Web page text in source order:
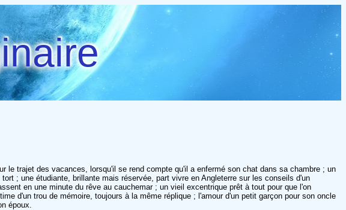
le trajet des vacances, lorsqu'il se rend compte qu'il a enfermé son chat dans sa chambre ; un
; une étudiante, brillante mais réservée, part vivre en Angleterre sur les conseils d'un
en une minute du rêve au cauchemar ; un vieil excentrique prêt à tout pour que l'on
d'un trou de mémoire, toujours à la même réplique ; l'amour d'un petit garçon pour son oncle
époux.